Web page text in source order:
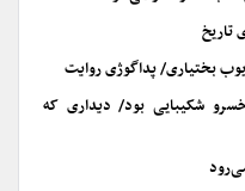
تاریخ
ایوب بختیاری/ پداگوژی روایت
خسرو شکیبایی بود/ دیداری که